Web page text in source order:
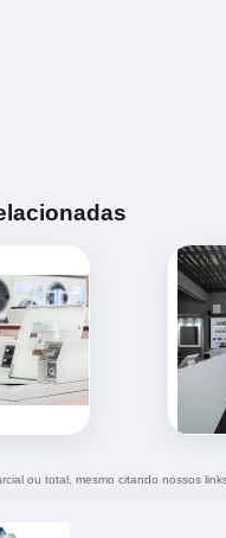
ou total, mesmo citando nossos